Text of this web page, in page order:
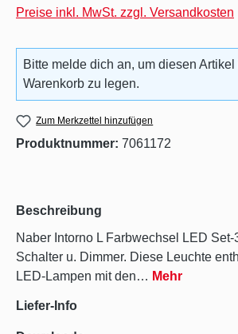
Preise inkl. MwSt. zzgl. Versandkosten
Bitte melde dich an, um diesen Artikel
Warenkorb zu legen.
Zum Merkzettel hinzufügen
Produktnummer: 7061172
Beschreibung
Naber Intorno L Farbwechsel LED Set-
Schalter u. Dimmer. Diese Leuchte
LED-Lampen mit den… Mehr
Liefer-Info